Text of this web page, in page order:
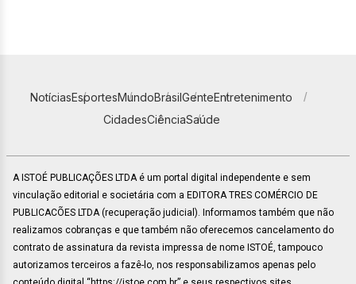
NotíciasEsportesMundoBrasilGenteEntretenimento
CidadesCiênciaSaúde
A ISTOÉ PUBLICAÇÕES LTDA é um portal digital independente e sem
vinculação editorial e societária com a EDITORA TRES COMÉRCIO DE
PUBLICACÕES LTDA (recuperação judicial). Informamos também que não
realizamos cobranças e que também não oferecemos cancelamento do
contrato de assinatura da revista impressa de nome ISTOÉ, tampouco
autorizamos terceiros a fazê-lo, nos responsabilizamos apenas pelo